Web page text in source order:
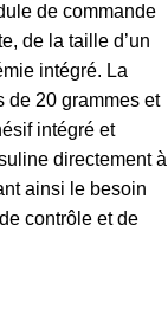
de commande
de la taille d’un
intégré. La
de 20 grammes et
intégré et
directement à
ainsi le besoin
contrôle et de